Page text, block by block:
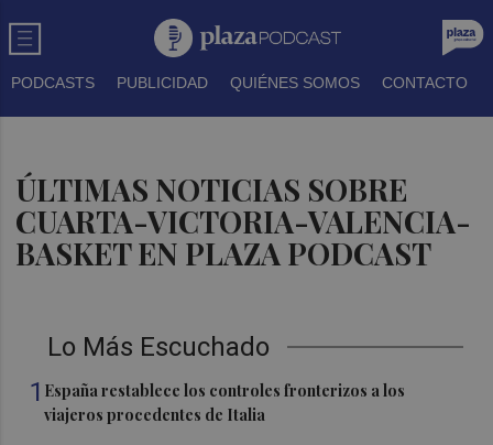
PODCASTS PUBLICIDAD QUIÉNES SOMOS CONTACTO
ÚLTIMAS NOTICIAS SOBRE
CUARTA-VICTORIA-VALENCIA-
BASKET EN PLAZA PODCAST
Lo Más Escuchado
1 España restablece los controles fronterizos a los
viajeros procedentes de Italia